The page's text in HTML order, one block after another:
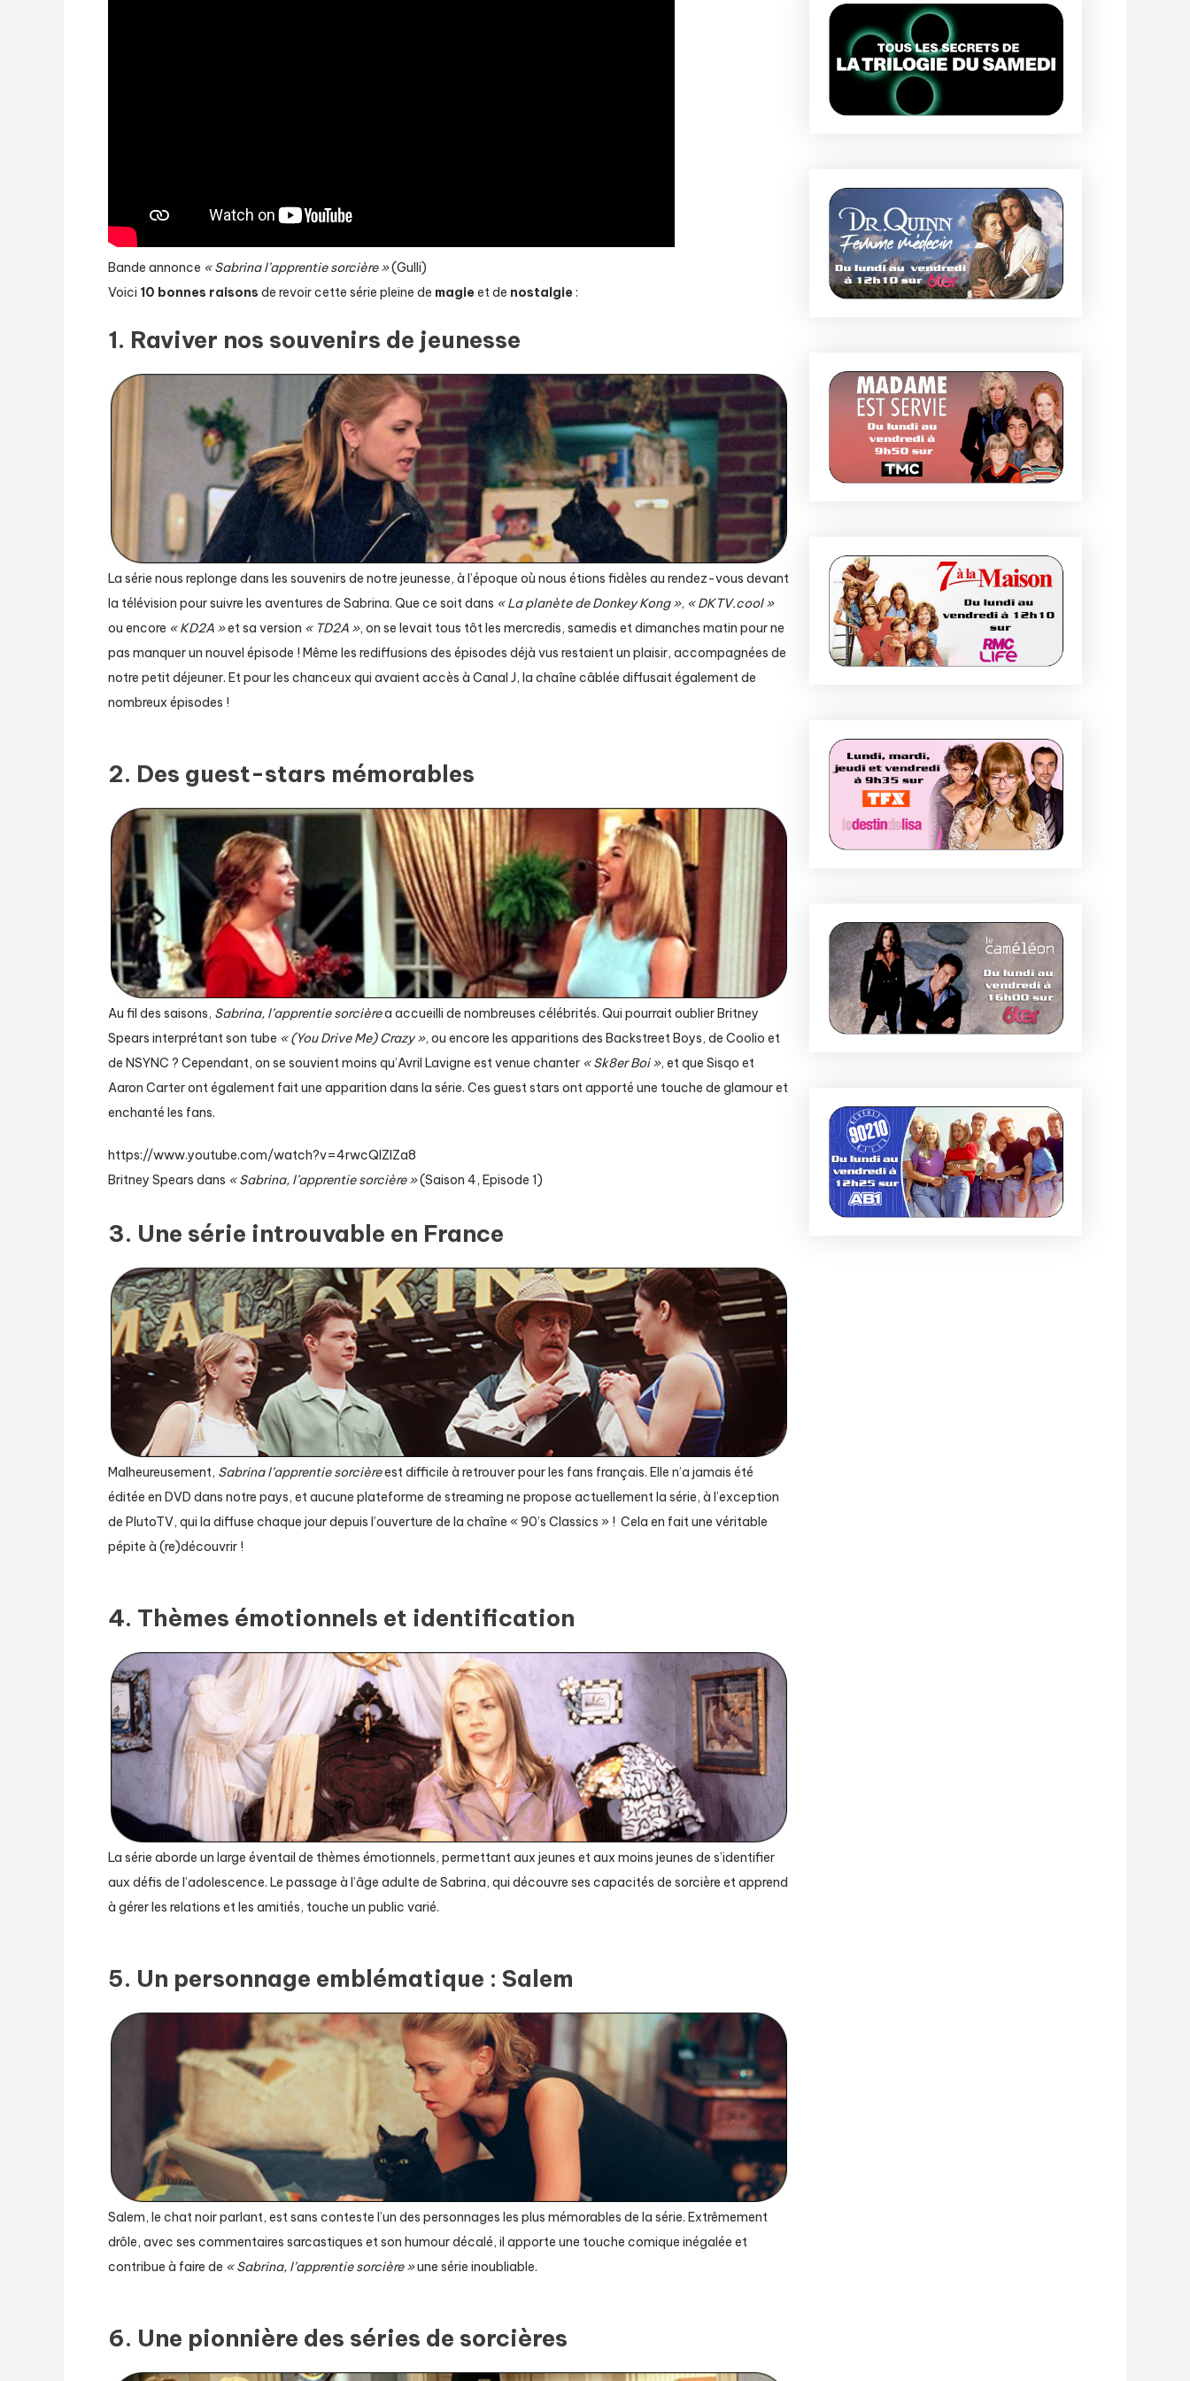
Bande annonce « Sabrina l’apprentie sorcière »(Gulli)
Voici 10 bonnes raisons de revoir cette série pleine de magieet de nostalgie:
1. Raviver nos souvenirs de jeunesse
La série nous replonge dans les souvenirs de notre jeunesse, à l’époque où nous étions fidèles au rendez-vous devant
la télévision pour suivre les aventures de Sabrina. Que ce soit dans « La planète de Donkey Kong », « DKTV.cool »
ou encore « KD2A »et sa version « TD2A », on se levait tous tôt les mercredis, samedis et dimanches matin pour ne
pas manquer un nouvel épisode ! Même les rediffusions des épisodes déjà vus restaient un plaisir, accompagnées de
notre petit déjeuner. Et pour les chanceux qui avaient accès à Canal J, la chaîne câblée diffusait également de
nombreux épisodes !
2. Des guest-stars mémorables
Au fil des saisons, Sabrina, l’apprentie sorcièrea accueilli de nombreuses célébrités. Qui pourrait oublier Britney
Spears interprétant son tube « (You Drive Me) Crazy », ou encore les apparitions des Backstreet Boys, de Coolio et
de NSYNC ? Cependant, on se souvient moins qu’Avril Lavigne est venue chanter « Sk8er Boi », et que Sisqo et
Aaron Carter ont également fait une apparition dans la série. Ces guest stars ont apporté une touche de glamour et
enchanté les fans.
https://www.youtube.com/watch?v=4rwcQlZlZa8
Britney Spears dans « Sabrina, l’apprentie sorcière »(Saison 4, Episode 1)
3. Une série introuvable en France
Malheureusement, Sabrina l’apprentie sorcièreest difficile à retrouver pour les fans français. Elle n’a jamais été
éditée en DVD dans notre pays, et aucune plateforme de streaming ne propose actuellement la série, à l’exception
de PlutoTV, qui la diffuse chaque jour depuis l’ouverture de la chaîne « 90’s Classics » ! Cela en fait une véritable
pépite à (re)découvrir !
4. Thèmes émotionnels et identification
La série aborde un large éventail de thèmes émotionnels, permettant aux jeunes et aux moins jeunes de s’identifier
aux défis de l’adolescence. Le passage à l’âge adulte de Sabrina, qui découvre ses capacités de sorcière et apprend
à gérer les relations et les amitiés, touche un public varié.
5. Un personnage emblématique : Salem
Salem, le chat noir parlant, est sans conteste l’un des personnages les plus mémorables de la série. Extrêmement
drôle, avec ses commentaires sarcastiques et son humour décalé, il apporte une touche comique inégalée et
contribue à faire de « Sabrina, l’apprentie sorcière »une série inoubliable.
6. Une pionnière des séries de sorcières